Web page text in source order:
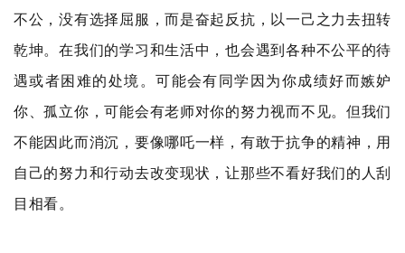
不公，没有选择屈服，而是奋起反抗，以一己之力去扭转
乾坤。在我们的学习和生活中，也会遇到各种不公平的待
遇或者困难的处境。可能会有同学因为你成绩好而嫉妒
你、孤立你，可能会有老师对你的努力视而不见。但我们
不能因此而消沉，要像哪吒一样，有敢于抗争的精神，用
自己的努力和行动去改变现状，让那些不看好我们的人刮
目相看。